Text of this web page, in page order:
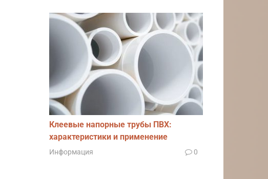
Клеевые напорные трубы ПВХ:
характеристики и применение
Информация 0